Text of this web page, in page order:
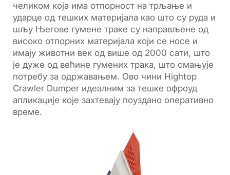
челиком која има отпорност на трљање и
ударце од тешких материјала као што су руда и
шљу Његове гумене траке су направљене од
високо отпорних материјала који се носе и
имају животни век од више од 2000 сати, што
је дуже од већине гумених трака, што смањује
потребу за одржавањем. Ово чини Hightop
Crawler Dumper идеалним за тешке офроуд
апликације које захтевају поуздано оперативно
време.